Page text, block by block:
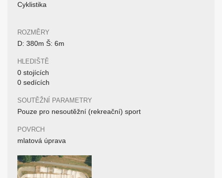
Cyklistika
ROZMĚRY
D: 380m Š: 6m
HLEDIŠTĚ
0 stojících
0 sedících
SOUTĚŽNÍ PARAMETRY
Pouze pro nesoutěžní (rekreační) sport
POVRCH
mlatová úprava